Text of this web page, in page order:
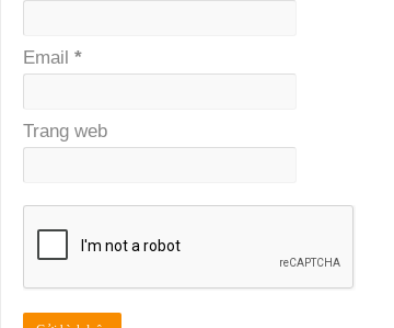
Email *
Trang web